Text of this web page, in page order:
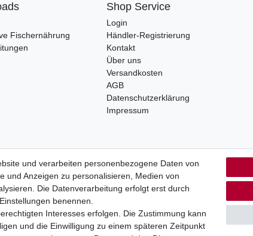
Fischernährung
Shop Service
Login
Händler-Registrierung
Kontakt
Über uns
Versandkosten
AGB
Datenschutzerklärung
Impressum
Impressum Daten­schutz­erklärung Kontakt
und verarbeiten personenbezogene Daten von
und Anzeigen zu personalisieren, Medien von
Die Datenverarbeitung erfolgt erst durch
benennen.
Interesses erfolgen. Die Zustimmung kann
und die Einwilligung zu einem späteren Zeitpunkt